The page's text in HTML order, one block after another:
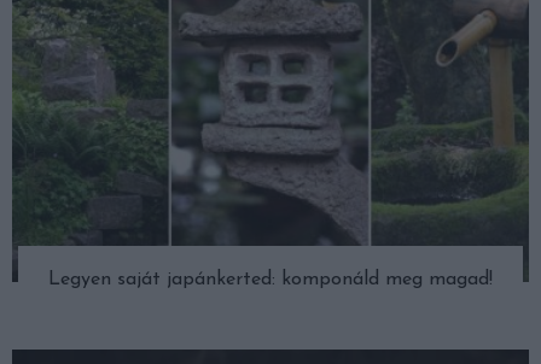
Legyen saját japánkerted: komponáld meg magad!